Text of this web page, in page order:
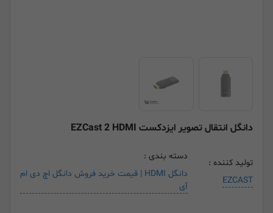
دانگل انتقال تصویر ایزدکست EZCast 2 HDMI
تولید کننده :
EZCAST
دسته بندی :
دانگل HDMI | قیمت خرید فروش دانگل اچ دی ام
آی